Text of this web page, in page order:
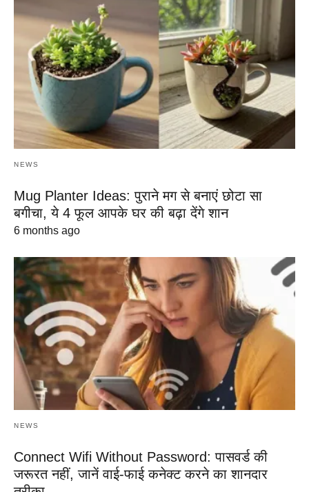
NEWS
Mug Planter Ideas: पुराने मग से बनाएं छोटा सा
बगीचा, ये 4 फूल आपके घर की बढ़ा देंगे शान
6 months ago
NEWS
Connect Wifi Without Password: पासवर्ड की
जरूरत नहीं, जानें वाई-फाई कनेक्ट करने का शानदार